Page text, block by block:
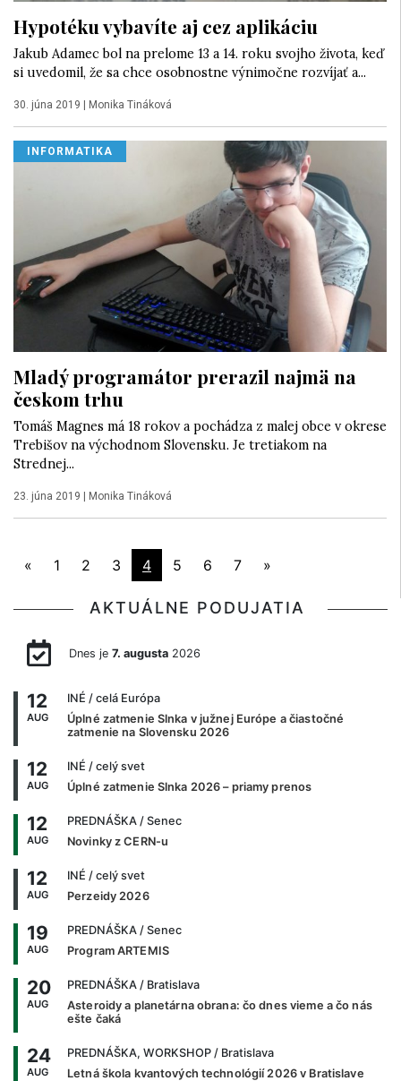
Hypotéku vybavíte aj cez aplikáciu
Jakub Adamec bol na prelome 13 a 14. roku svojho života, keď
si uvedomil, že sa chce osobnostne výnimočne rozvíjať a...
30. júna 2019 | Monika Tináková
INFORMATIKA
Mladý programátor prerazil najmä na
českom trhu
Tomáš Magnes má 18 rokov a pochádza z malej obce v okrese
Trebišov na východnom Slovensku. Je tretiakom na
Strednej...
23. júna 2019 Monika Tináková
« 1 2 3 4 5 6 7 »
AKTUÁLNE PODUJATIA
Dnes je 7. augusta2026
12
AUG
INÉ / celá Európa
Úplné zatmenie Slnka v južnej Európe a čiastočné
zatmenie na Slovensku 2026
12
AUG
INÉ / celý svet
Úplné zatmenie Slnka 2026 – priamy prenos
12
AUG
PREDNÁŠKA / Senec
Novinky z CERN-u
12
AUG
INÉ / celý svet
Perzeidy 2026
19
AUG
PREDNÁŠKA / Senec
Program ARTEMIS
20
AUG
PREDNÁŠKA / Bratislava
Asteroidy a planetárna obrana: čo dnes vieme a čo nás
ešte čaká
24
AUG
PREDNÁŠKA, WORKSHOP / Bratislava
Letná škola kvantových technológií 2026 v Bratislave